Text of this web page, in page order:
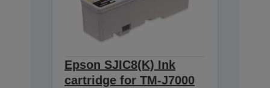
Epson SJIC8(K) Ink
cartridge for TM-J7000